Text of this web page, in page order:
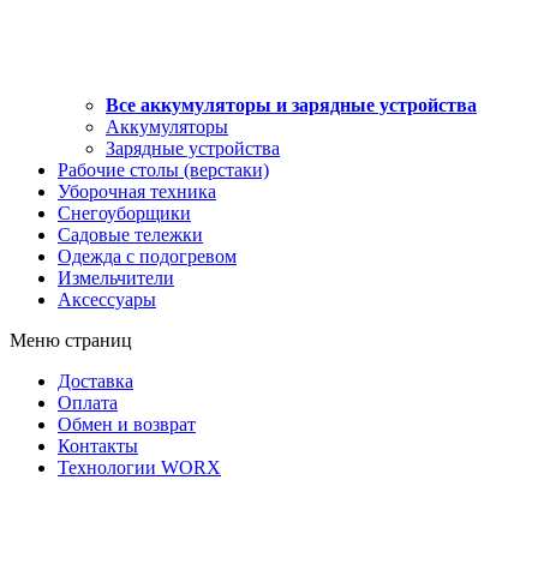
Все аккумуляторы и зарядные устройства
Аккумуляторы
Зарядные устройства
Рабочие столы (верстаки)
Уборочная техника
Снегоуборщики
Садовые тележки
Одежда с подогревом
Измельчители
Аксессуары
Меню страниц
Доставка
Оплата
Обмен и возврат
Контакты
Технологии WORX